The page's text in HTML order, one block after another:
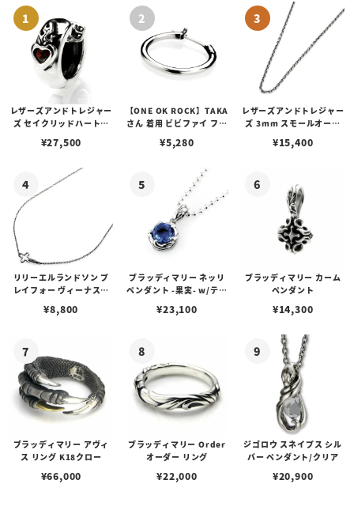
レザーズアンドトレジャー
ズ セイクリッドハートピ
¥27,500
【ONE OK ROCK】TAKA
さん 着用 ビビファイ フー
¥5,280
レザーズアンドトレジャー
ズ 3mm スモールオーバ
ブスタークラスプ＆LTロ
¥15,400
リリーエルランドソン プ
レイフォー ヴィーナスチ
¥8,800
ブラッディマリー ネッリ
ペンダント -果実- w/ティ
¥23,100
ブラッディマリー カーム
ペンダント
¥14,300
ブラッディマリー アヴィ
ス リング K18クロー
¥66,000
ブラッディマリー Order
オーダー リング
¥22,000
ジゴロウ スネイプス シル
バー ペンダント/クリア
¥20,900